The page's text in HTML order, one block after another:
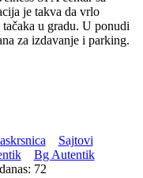
je takva da vrlo
u gradu. U ponudi
za izdavanje i parking.
Sajtovi
Bg Autentik
72